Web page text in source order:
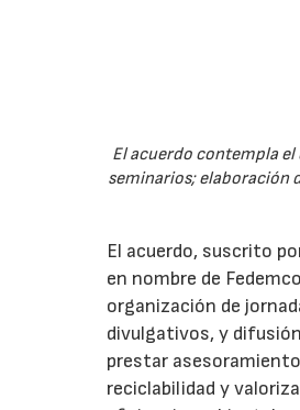
El acuerdo contempla
seminarios; elaboración
El acuerdo, suscrito
en nombre de
organización de
divulgativos, y
prestar
reciclabilidad y